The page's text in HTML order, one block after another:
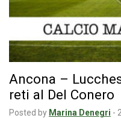
Ancona –
reti al Del Conero
Posted by Marina Denegri -